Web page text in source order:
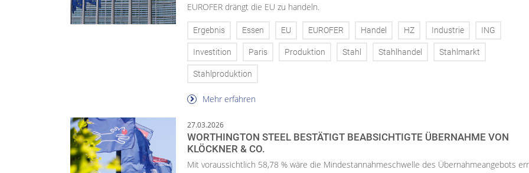
EUROFER drängt die EU zu handeln.
Ergebnis Essen EU EUROFER Handel HZ Industrie ING
Investition Paris Produktion Stahl Stahlhandel Stahlmarkt
Stahlproduktion
Mehr erfahren
27.03.2026
WORTHINGTON STEEL BESTÄTIGT BEABSICHTIGTE ÜBERNAHME VON
KLÖCKNER & CO.
Mit voraussichtlich 58,78 % wäre die Mindestannahmeschwelle des Übernahmeangebots